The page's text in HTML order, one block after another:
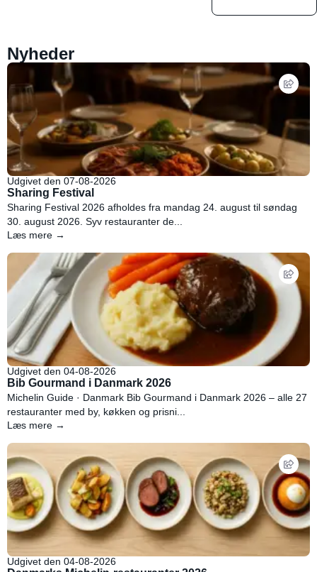
Nyheder
Udgivet den 07-08-2026
Sharing Festival
Sharing Festival 2026 afholdes fra mandag 24. august til søndag
30. august 2026. Syv restauranter de...
Læs mere →
Udgivet den 04-08-2026
Bib Gourmand i Danmark 2026
Michelin Guide · Danmark Bib Gourmand i Danmark 2026 – alle 27
restauranter med by, køkken og prisni...
Læs mere →
Udgivet den 04-08-2026